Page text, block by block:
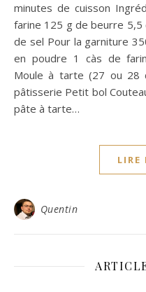
minutes de cuisson
farine 125 g de beurre
de sel Pour la garniture
en poudre 1 càs de
Moule à tarte (27 ou 28
pâtisserie Petit bol
pâte à tarte…
LIRE
Quentin